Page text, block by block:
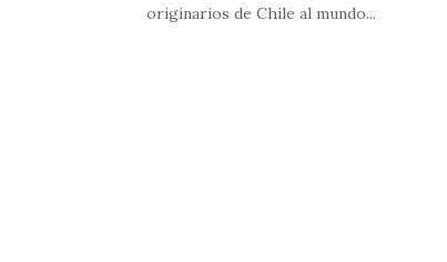
originarios de Chile al mundo...